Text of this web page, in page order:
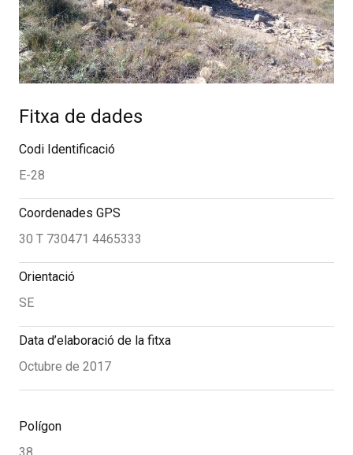
Fitxa de dades
Codi Identificació
E-28
Coordenades GPS
30 T 730471 4465333
Orientació
SE
Data d’elaboració de la fitxa
Octubre de 2017
Polígon